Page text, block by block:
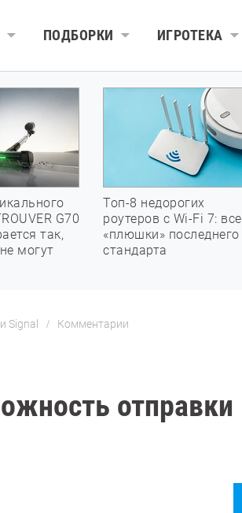
ПОДБОРКИ ИГРОТЕКА
G70
так,
могут
Топ-8 недорогих
роутеров с Wi-Fi 7: все
«плюшки» последнего
стандарта
Signal Комментарии
отправки